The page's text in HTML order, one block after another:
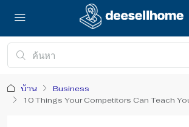
บ้าน
Business
10 Things Your Competitors Can Teach